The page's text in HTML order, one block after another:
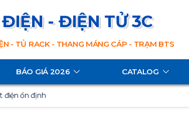
ĐIỆN - ĐIỆN TỬ 3C
- TỦ RACK - THANG MÁNG CÁP - TRẠM BTS
BÁO GIÁ 2026 CATALOG
điện ổn định